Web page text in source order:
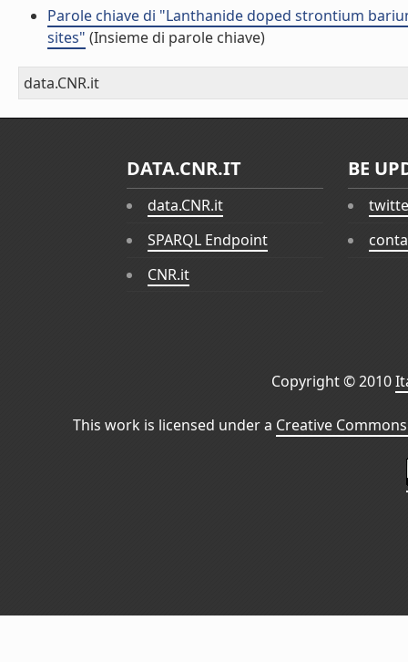
Parole chiave di "Lanthanide doped strontium
sites" (Insieme di parole chiave)
data.CNR.it
DATA.CNR.IT
data.CNR.it
SPARQL Endpoint
CNR.it
BE
Copyright © 2010
This work is licensed under a Creative